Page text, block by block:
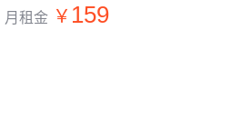
月租金 159